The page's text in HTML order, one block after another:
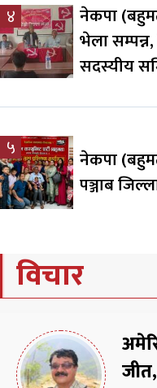
४
नेकपा
भेला
सदस्यीय
५
नेकपा
पञ्जाब
विचार